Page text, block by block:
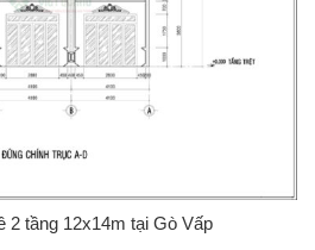
2 tầng 12x14m tại Gò Vấp